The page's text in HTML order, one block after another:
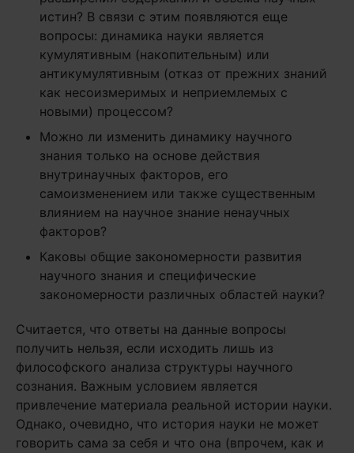
истин? В связи с этим появляются еще
вопросы: динамика науки является
кумулятивным (накопительным) или
антикумулятивным (отказ от прежних знаний
как несоизмеримых и неприемлемых с
новыми) процессом?
Можно ли изменить динамику научного
знания только на основе действия
внутринаучных факторов, его
самоизменением или также существенным
влиянием на научное знание ненаучных
факторов?
Каковы общие закономерности развития
научного знания и специфические
закономерности различных областей науки?
Считается, что ответы на данные вопросы
получить нельзя, если исходить лишь из
философского анализа структуры научного
сознания. Важным условием является
привлечение материала реальной истории науки.
Однако, очевидно, что история науки не может
говорить сама за себя и что она (впрочем, как и